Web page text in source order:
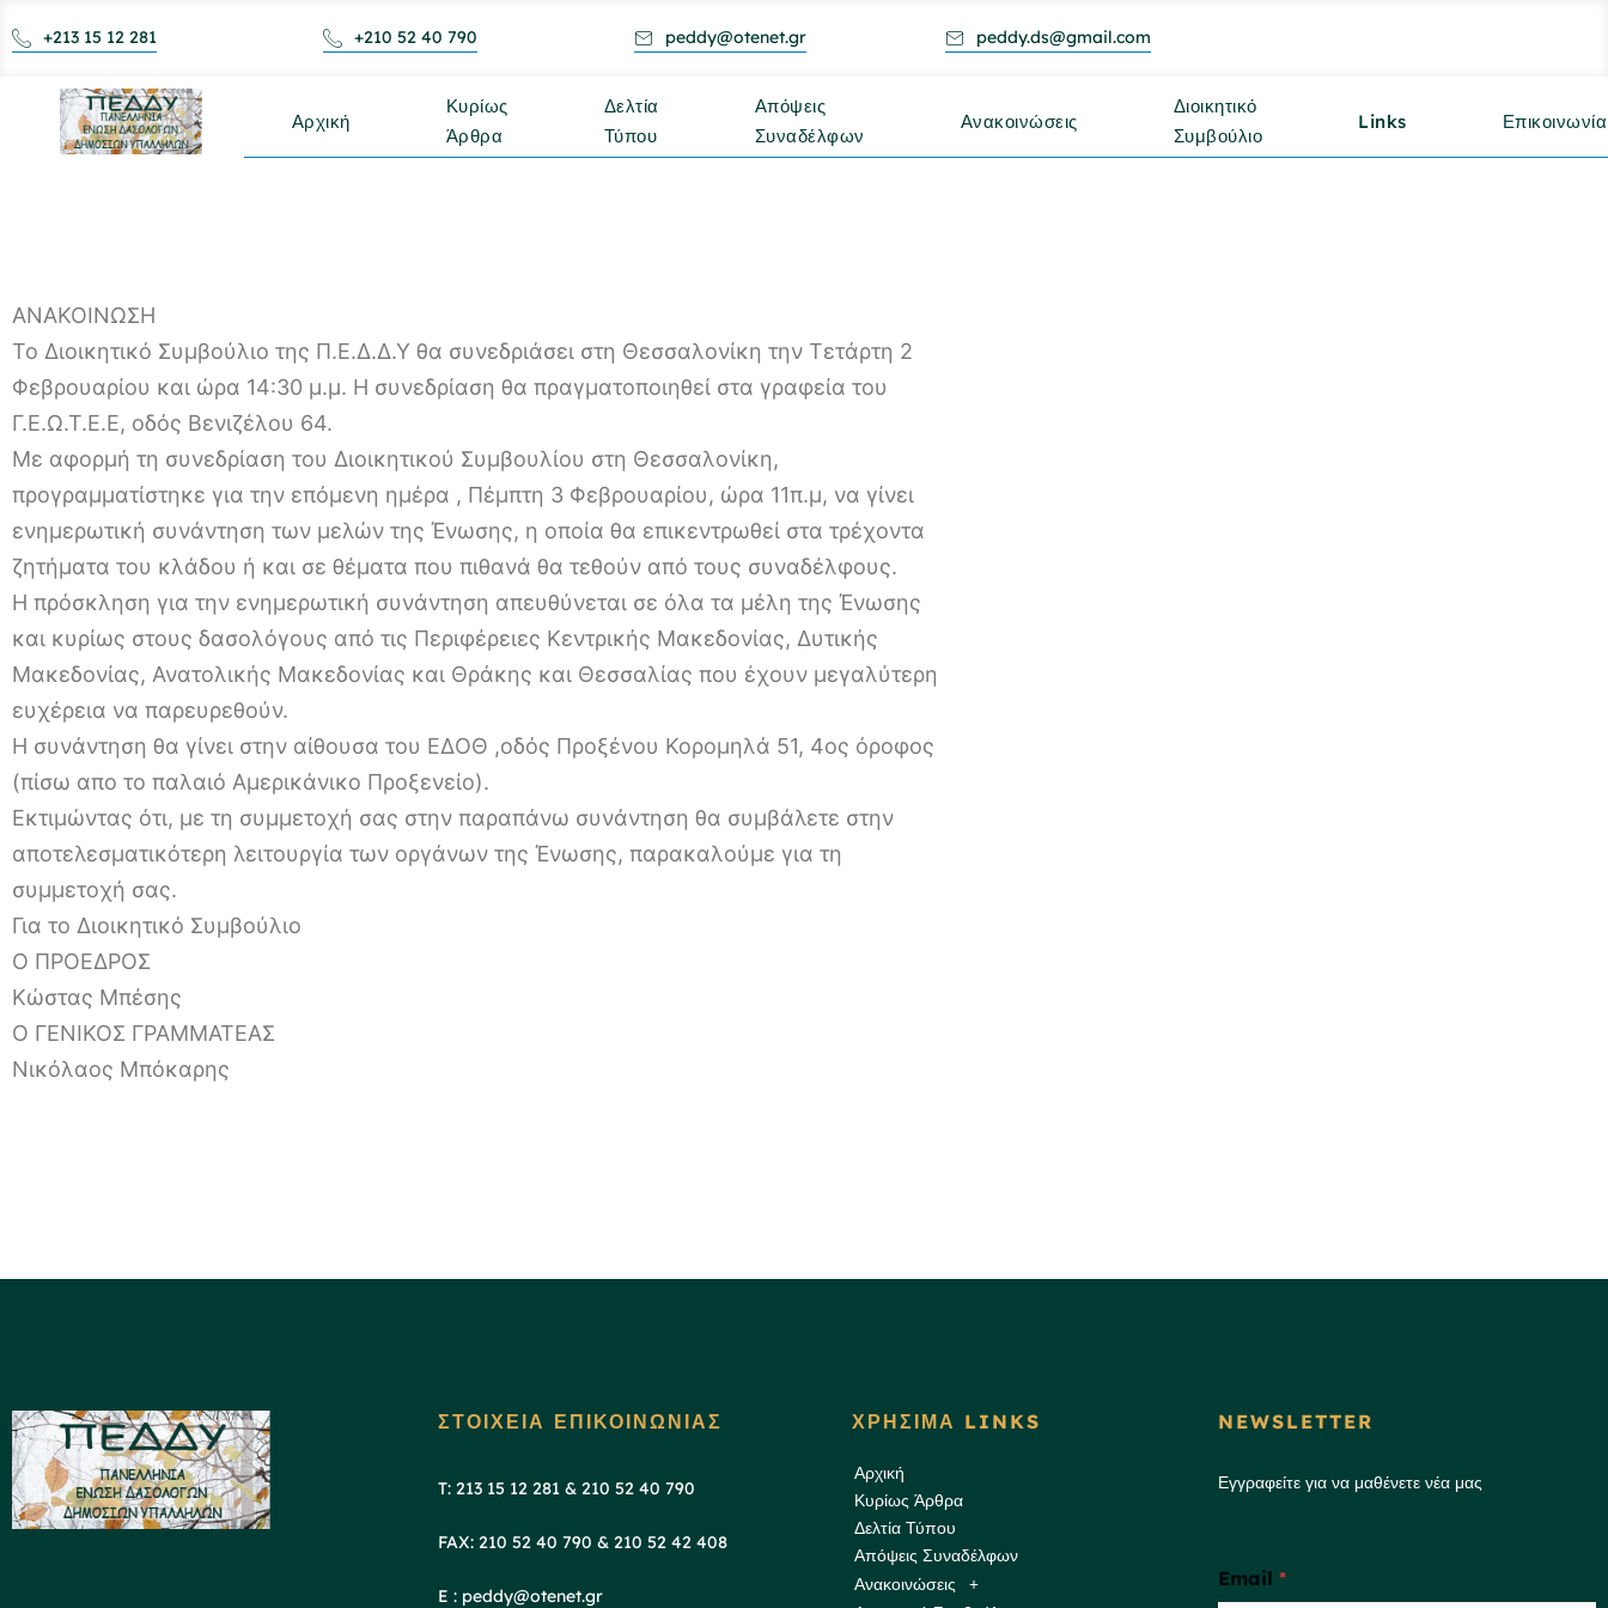
+213 15 12 281 +210 52 40 790 peddy@otenet.gr peddy.ds@gmail.com
Αρχική
Κυρίως
Άρθρα
Δελτία
Τύπου
Απόψεις
Συναδέλφων
Ανακοινώσεις
Διοικητικό
Συμβούλιο
Links Επικοινωνία
ΑΝΑΚΟΙΝΩΣΗ
Το Διοικητικό Συμβούλιο της Π.Ε.Δ.Δ.Υ θα συνεδριάσει στη Θεσσαλονίκη την Τετάρτη 2
Φεβρουαρίου και ώρα 14:30 μ.μ. Η συνεδρίαση θα πραγματοποιηθεί στα γραφεία του
Γ.Ε.Ω.Τ.Ε.Ε, οδός Βενιζέλου 64.
Με αφορμή τη συνεδρίαση του Διοικητικού Συμβουλίου στη Θεσσαλονίκη,
προγραμματίστηκε για την επόμενη ημέρα , Πέμπτη 3 Φεβρουαρίου, ώρα 11π.μ, να γίνει
ενημερωτική συνάντηση των μελών της Ένωσης, η οποία θα επικεντρωθεί στα τρέχοντα
ζητήματα του κλάδου ή και σε θέματα που πιθανά θα τεθούν από τους συναδέλφους.
Η πρόσκληση για την ενημερωτική συνάντηση απευθύνεται σε όλα τα μέλη της Ένωσης
και κυρίως στους δασολόγους από τις Περιφέρειες Κεντρικής Μακεδονίας, Δυτικής
Μακεδονίας, Ανατολικής Μακεδονίας και Θράκης και Θεσσαλίας που έχουν μεγαλύτερη
ευχέρεια να παρευρεθούν.
Η συνάντηση θα γίνει στην αίθουσα του ΕΔΟΘ ,οδός Προξένου Κορομηλά 51, 4ος όροφος
(πίσω απο το παλαιό Αμερικάνικο Προξενείο).
Εκτιμώντας ότι, με τη συμμετοχή σας στην παραπάνω συνάντηση θα συμβάλετε στην
αποτελεσματικότερη λειτουργία των οργάνων της Ένωσης, παρακαλούμε για τη
συμμετοχή σας.
Για το Διοικητικό Συμβούλιο
Ο ΠΡΟΕΔΡΟΣ
Κώστας Μπέσης
Ο ΓΕΝΙΚΟΣ ΓΡΑΜΜΑΤΕΑΣ
Νικόλαος Μπόκαρης
ΣΤΟΙΧΕΙΑ ΕΠΙΚΟΙΝΩΝΙΑΣ
T: 213 15 12 281 & 210 52 40 790
FAX: 210 52 40 790 & 210 52 42 408
E : peddy@otenet.gr
ΧΡΗΣΙΜΑ LINKS
Αρχική
Κυρίως Άρθρα
Δελτία Τύπου
Απόψεις Συναδέλφων
Ανακοινώσεις
NEWSLETTER
Εγγραφείτε για να μαθένετε νέα μας
Email *